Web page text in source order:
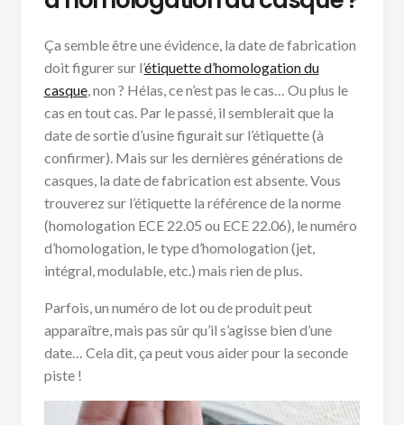
Ça semble être une évidence, la date de fabrication
doit figurer sur l’étiquette d’homologation du
casque, non ? Hélas, ce n’est pas le cas… Ou plus le
cas en tout cas. Par le passé, il semblerait que la
date de sortie d’usine figurait sur l’étiquette (à
confirmer). Mais sur les dernières générations de
casques, la date de fabrication est absente. Vous
trouverez sur l’étiquette la référence de la norme
(homologation ECE 22.05 ou ECE 22.06), le numéro
d’homologation, le type d’homologation (jet,
intégral, modulable, etc.) mais rien de plus.
Parfois, un numéro de lot ou de produit peut
apparaître, mais pas sûr qu’il s’agisse bien d’une
date… Cela dit, ça peut vous aider pour la seconde
piste !